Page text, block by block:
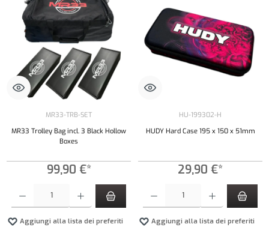
MR33-TRB-SET
MR33 Trolley Bag incl. 3 Black Hollow
Boxes
99,90 €*
Aggiungi alla lista dei preferiti
HU-199302-H
HUDY Hard Case 195 x 150 x 51mm
29,90 €*
Aggiungi alla lista dei preferiti